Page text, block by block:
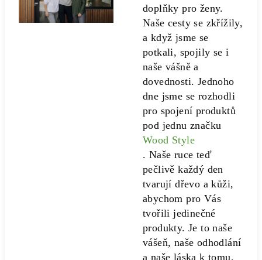
doplňky pro ženy.
Naše cesty se zkřížily,
a když jsme se
potkali, spojily se i
naše vášně a
dovednosti. Jednoho
dne jsme se rozhodli
pro spojení produktů
pod jednu značku
Wood Style
. Naše ruce teď
pečlivě každý den
tvarují dřevo a kůži,
abychom pro Vás
tvořili jedinečné
produkty. Je to naše
vášeň, naše odhodlání
a naše láska k tomu,